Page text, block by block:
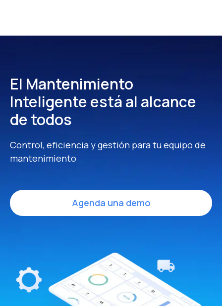
El Mantenimiento
Inteligenteestá al alcance
de todos
Control, eficiencia y gestión para tu equipo de
mantenimiento
Agenda una demo